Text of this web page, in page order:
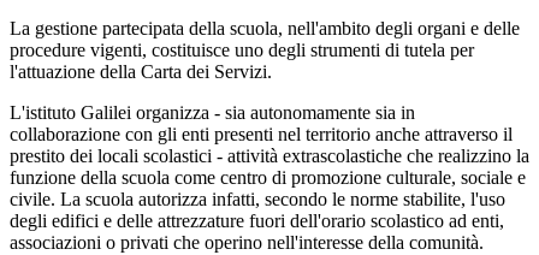
La gestione partecipata della scuola, nell'ambito degli organi e delle
procedure vigenti, costituisce uno degli strumenti di tutela per
l'attuazione della Carta dei Servizi.
L'istituto Galilei organizza - sia autonomamente sia in
collaborazione con gli enti presenti nel territorio anche attraverso il
prestito dei locali scolastici - attività extrascolastiche che realizzino la
funzione della scuola come centro di promozione culturale, sociale e
civile. La scuola autorizza infatti, secondo le norme stabilite, l'uso
degli edifici e delle attrezzature fuori dell'orario scolastico ad enti,
associazioni o privati che operino nell'interesse della comunità.